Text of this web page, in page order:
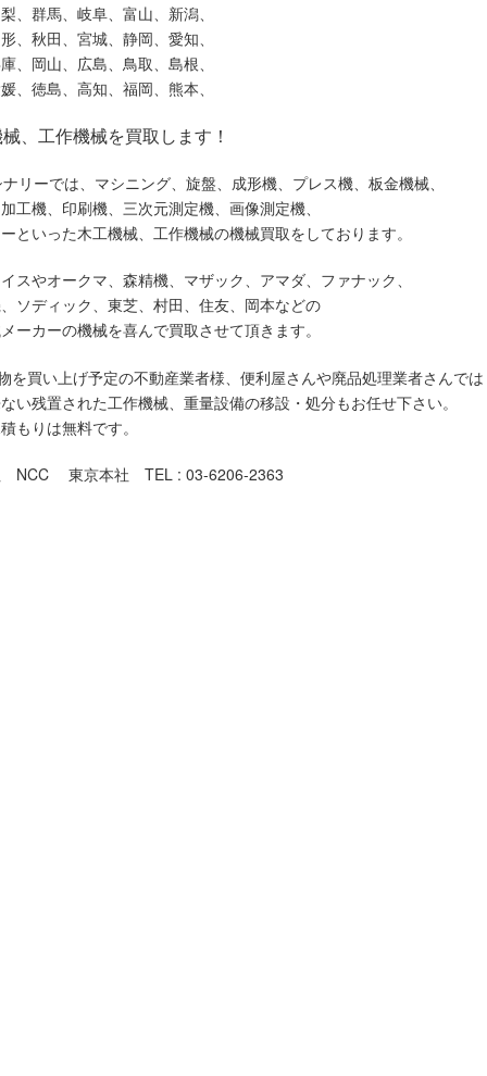
、群馬、岐阜、富山、新潟、
、秋田、宮城、静岡、愛知、
、岡山、広島、鳥取、島根、
、徳島、高知、福岡、熊本、
、工作機械を買取します！
リーでは、マシニング、旋盤、成形機、プレス機、板金機械、
工機、印刷機、三次元測定機、画像測定機、
といった木工機械、工作機械の機械買取をしております。
スやオークマ、森精機、マザック、アマダ、ファナック、
ソディック、東芝、村田、住友、岡本などの
ーカーの機械を喜んで買取させて頂きます。
を買い上げ予定の不動産業者様、便利屋さんや廃品処理業者さんでは
い残置された工作機械、重量設備の移設・処分もお任せ下さい。
もりは無料です。
NCC 東京本社 TEL : 03-6206-2363